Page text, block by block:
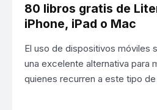
80 libros gratis de
iPhone, iPad o Mac
El uso de dispositivos móviles
una excelente alternativa para
quienes recurren a este tipo